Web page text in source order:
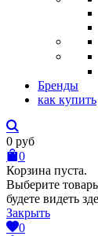
Бренды
как купить
0 руб
0
Корзина пуста.
Выберите
будете видеть
Закрыть
0